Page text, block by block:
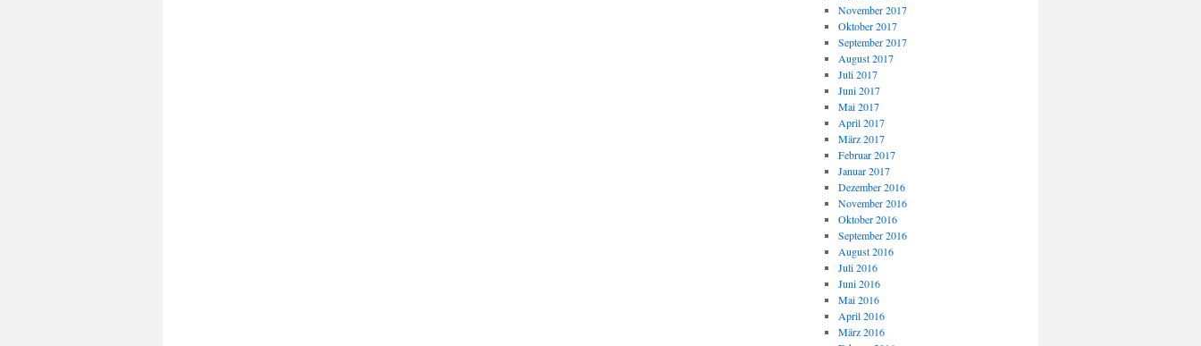
November 2017
Oktober 2017
September 2017
August 2017
Juli 2017
Juni 2017
Mai 2017
April 2017
März 2017
Februar 2017
Januar 2017
Dezember 2016
November 2016
Oktober 2016
September 2016
August 2016
Juli 2016
Juni 2016
Mai 2016
April 2016
März 2016